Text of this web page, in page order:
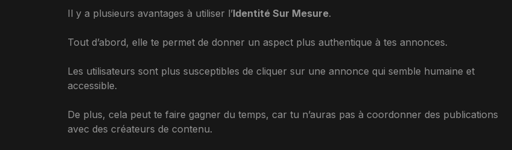
Il y a plusieurs avantages à utiliser l’Identité Sur Mesure.
Tout d’abord, elle te permet de donner un aspect plus authentique à tes annonces.
Les utilisateurs sont plus susceptibles de cliquer sur une annonce qui semble humaine et
accessible.
De plus, cela peut te faire gagner du temps, car tu n’auras pas à coordonner des publications
avec des créateurs de contenu.